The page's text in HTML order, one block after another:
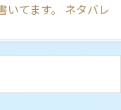
いてます。 ネタバレ
メニュ
前へ